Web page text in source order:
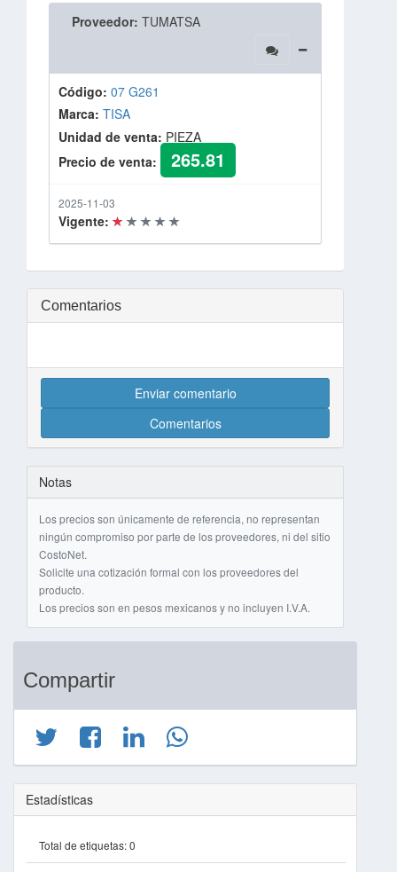
Proveedor: TUMATSA
Código: 07 G261
Marca: TISA
Unidad de venta: PIEZA
Precio de venta:
265.81
2025-11-03
Vigente:
Comentarios
Enviar comentario
Comentarios
Notas
Los precios son únicamente de referencia, no representan
ningún compromiso por parte de los proveedores, ni del sitio
CostoNet.
Solicite una cotización formal con los proveedores del
producto.
Los precios son en pesos mexicanos y no incluyen I.V.A.
Compartir
Estadísticas
Total de etiquetas:0